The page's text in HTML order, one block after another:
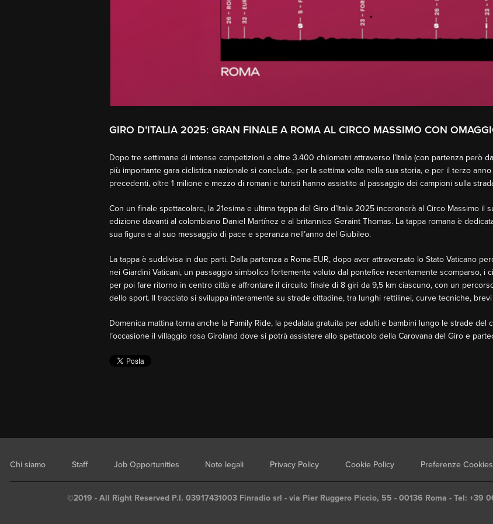
GIRO D’ITALIA 2025: GRAN FINALE A ROMA AL CIRCO MASSIMO CON
Dopo tre settimane di intense competizioni e oltre 3.400 chilometri attraverso l’Italia (con partenza però
più importante gara ciclistica nazionale si conclude, per la settima volta nella sua storia, e per il terzo
precedenti, oltre 1 milione e mezzo di romani e turisti hanno assistito al passaggio dei campioni sulla
Con un finale spettacolare, la 21esima e ultima tappa del Giro d’Italia 2025 incoronerà al Circo Massimo il
edizione davanti al colombiano Daniel Martínez e al britannico Geraint Thomas. La tappa romana è
sua figura e al suo messaggio di pace e speranza nell’anno del Giubileo.
La tappa è suddivisa in due parti. Dalla partenza a Roma-EUR, dopo aver attraversato lo Stato Vaticano
nei Giardini Vaticani, un passaggio simbolico fortemente voluto dal pontefice recentemente scomparso, i
per poi fare ritorno in centro città e affrontare il circuito finale di 8 giri da 9,5 km ciascuno, con un
dello sport. Il tracciato si sviluppa interamente su strade cittadine, tra lunghi rettilinei, curve tecniche,
Domenica mattina torna anche la Family Ride, la pedalata gratuita per adulti e bambini lungo le strade del
l’occasione il villaggio rosa Giroland dove si potrà assistere allo spettacolo della Carovana del Giro e
Chi siamo Staff Job Opportunities Note legali Privacy Policy Cookie Policy Preferenze Cookies
©2019 - All Right Reserved P.I. 03917431003 Finradio srl - via Pier Ruggero Piccio, 55 - 00136 Roma - Tel: +39